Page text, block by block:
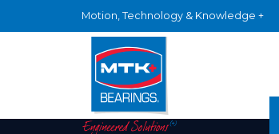
Motion, Technology & Knowledge +